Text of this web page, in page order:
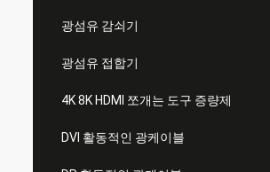
광섬유 감쇠기
광섬유 접합기
4K 8K HDMI 쪼개는 도구 증량제
DVI 활동적인 광케이블